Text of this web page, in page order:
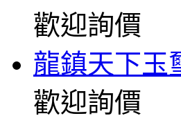
歡迎詢價
龍鎮天下玉
歡迎詢價